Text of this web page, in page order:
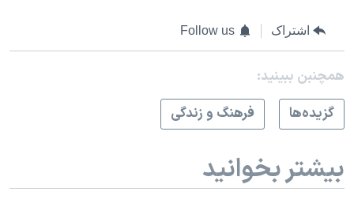
اشتراک Follow us
همچنبن ببینید:
گزيده‌ها
فرهنگ و زندگی
بیشتر بخوانید